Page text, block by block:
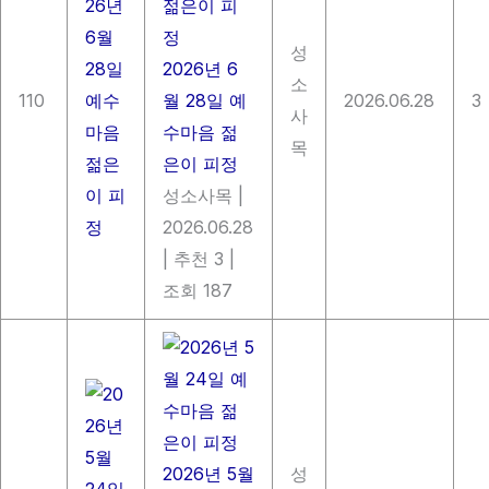
110
2026년 6
월 28일 예
수마음 젊
은이 피정
성소사목
2026.06.28
추천 3
조회 187
성
소
사
목
2026.06.28 3
2026년 5월
성